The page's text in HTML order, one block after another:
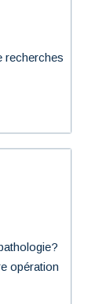
recherches
opération